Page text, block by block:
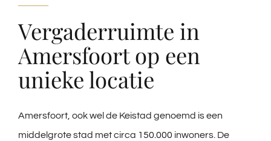
Vergaderruimte in
Amersfoort op een
unieke locatie
Amersfoort, ook wel de Keistad genoemd is een
middelgrote stad met circa 150.000 inwoners. De